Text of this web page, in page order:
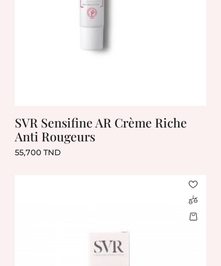
SVR Sensifine AR Crème Riche
Anti Rougeurs
55,700 TNDPrix